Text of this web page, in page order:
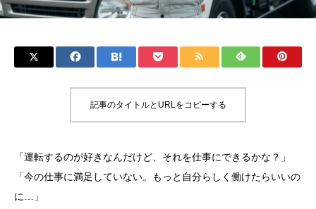
記事のタイトルとURLをコピーする
「運転するのが好きなんだけど、それを仕事にできるかな？」
「今の仕事に満足していない。もっと自分らしく働けたらいいの
に…」